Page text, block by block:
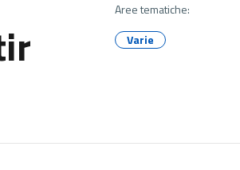
Aree tematiche:
Varie